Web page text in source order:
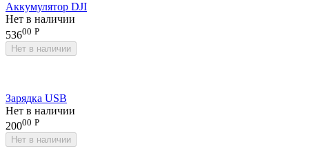
Аккумулятор DJI
Нет в наличии
53600 Р
Нет в наличии
Зарядка USB
Нет в наличии
20000 Р
Нет в наличии